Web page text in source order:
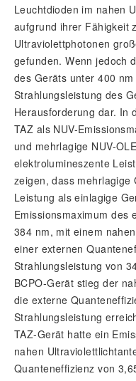
Leuchtdioden im nahen
aufgrund ihrer Fähigkeit
Ultraviolettphotonen
gefunden. Wenn jedoch
des Geräts unter 400
Strahlungsleistung des
Herausforderung dar. In
TAZ als NUV-
und mehrlagige NUV-
elektrolumineszente
zeigen, dass mehrlagige
Leistung als einlagige
Emissionsmaximum des
384 nm, mit einem
einer externen
Strahlungsleistung von
BCPO-Gerät stieg der
die externe
Strahlungsleistung
TAZ-Gerät hatte ein
nahen
Quanteneffizienz von